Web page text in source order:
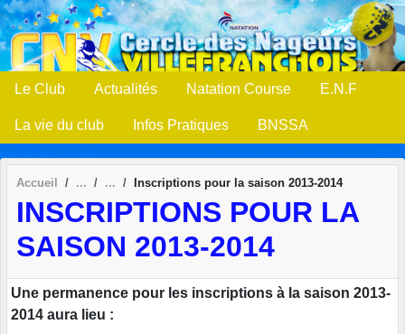
Le Club Actualités Natation Course E.N.F
La vie du club Infos Pratiques BNSSA
Accueil Inscriptions pour la saison 2013-2014
INSCRIPTIONS POUR LA
SAISON 2013-2014
Une permanence pour les inscriptions à la saison 2013-
2014 aura lieu :
Panneau de gestion des cookies